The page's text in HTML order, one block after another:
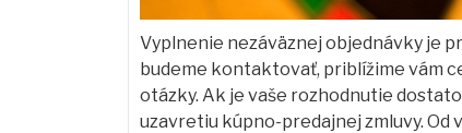
Vyplnenie nezáväznej objednávky je
budeme kontaktovať, priblížime vám
otázky. Ak je vaše rozhodnutie
uzavretiu kúpno-predajnej zmluvy.